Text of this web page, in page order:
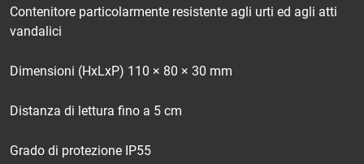
Contenitore particolarmente resistente agli urti ed agli atti
vandalici
Dimensioni (HxLxP) 110 × 80 × 30 mm
Distanza di lettura fino a 5 cm
Grado di protezione IP55